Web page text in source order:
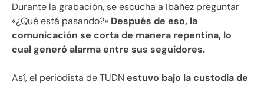
Durante la grabación, se escucha a Ibáñez preguntar
«¿Qué está pasando?» Después de eso, la
comunicación se corta de manera repentina, lo
cual generó alarma entre sus seguidores.
Así, el periodista de TUDN estuvo bajo la custodia de